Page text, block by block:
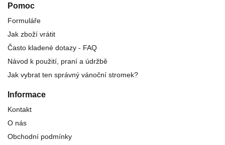
Pomoc
Formuláře
Jak zboží vrátit
Často kladené dotazy - FAQ
Návod k použití, praní a údržbě
Jak vybrat ten správný vánoční stromek?
Informace
Kontakt
O nás
Obchodní podmínky